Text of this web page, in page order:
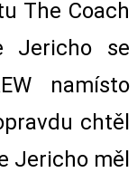
The Coach
Jericho se
namísto
chtěl
Jericho měl